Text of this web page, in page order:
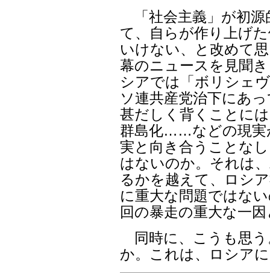
「社会主義」が初源
て、自らが作り上げ
いけない、と改めて
幕のニュースを見聞
シアでは「ボリシェ
ソ連共産党治下にあ
甚だしく背くことに
群島化……などの現実
実と向き合うことな
はないのか。それは
るかを越えて、ロシ
に重大な問題ではな
回の暴走の重大な一
同時に、こうも思う
か。これは、ロシア